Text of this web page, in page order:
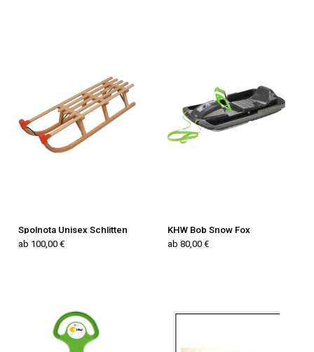
Spolnota Unisex Schlitten
ab 100,00 €
KHW Bob Snow Fox
ab 80,00 €